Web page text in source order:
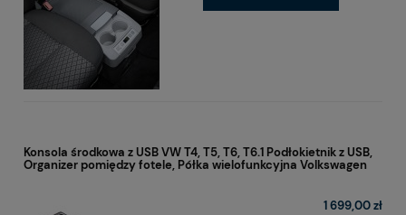
Konsola środkowa z USB VW T4, T5, T6, T6.1 Podłokietnik z USB,
Organizer pomiędzy fotele, Półka wielofunkcyjna Volkswagen
1 699,00 zł